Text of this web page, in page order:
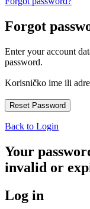
Forgot
Enter your account
password.
Korisničko ime ili
Back to Login
Your
invalid or
Log in